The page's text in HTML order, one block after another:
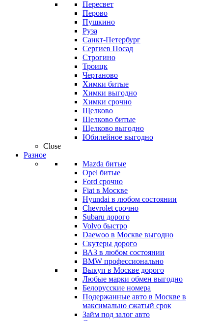
Пересвет
Перово
Пушкино
Руза
Санкт-Петербург
Сергиев Посад
Строгино
Троицк
Чертаново
Химки битые
Химки выгодно
Химки срочно
Щелково
Щелково битые
Щелково выгодно
Юбилейное выгодно
Close
Разное
Mazda битые
Opel битые
Ford срочно
Fiat в Москве
Hyundai в любом состоянии
Chevrolet срочно
Subaru дорого
Volvo быстро
Daewoo в Москве выгодно
Скутеры дорого
ВАЗ в любом состоянии
BMW профессионально
Выкуп в Москве дорого
Любые марки обмен выгодно
Белорусские номера
Подержанные авто в Москве в
максимально сжатый срок
Займ под залог авто